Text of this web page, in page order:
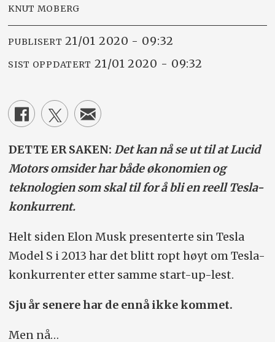
KNUT MOBERG
PUBLISERT 21/01 2020 - 09:32
SIST OPPDATERT 21/01 2020 - 09:32
DETTE ER SAKEN: Det kan nå se ut til at Lucid
Motors omsider har både økonomien og
teknologien som skal til for å bli en reell Tesla-
konkurrent.
Helt siden Elon Musk presenterte sin Tesla
Model S i 2013 har det blitt ropt høyt om Tesla-
konkurrenter etter samme start-up-lest.
Sju år senere har de ennå ikke kommet.
Men nå…